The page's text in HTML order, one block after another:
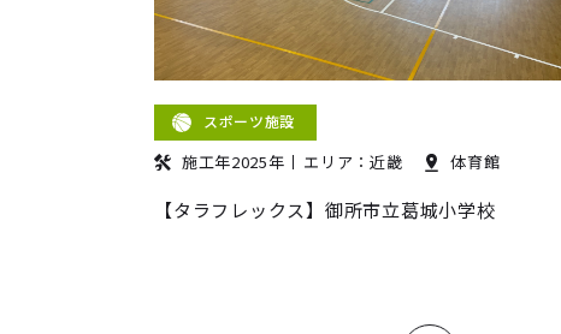
スポーツ施設
施工年2025年 エリア：近畿 体育館
【タラフレックス】御所市立葛城小学校